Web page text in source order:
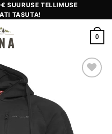
SUURUSE TELLIMUSE
TASUTA!
0